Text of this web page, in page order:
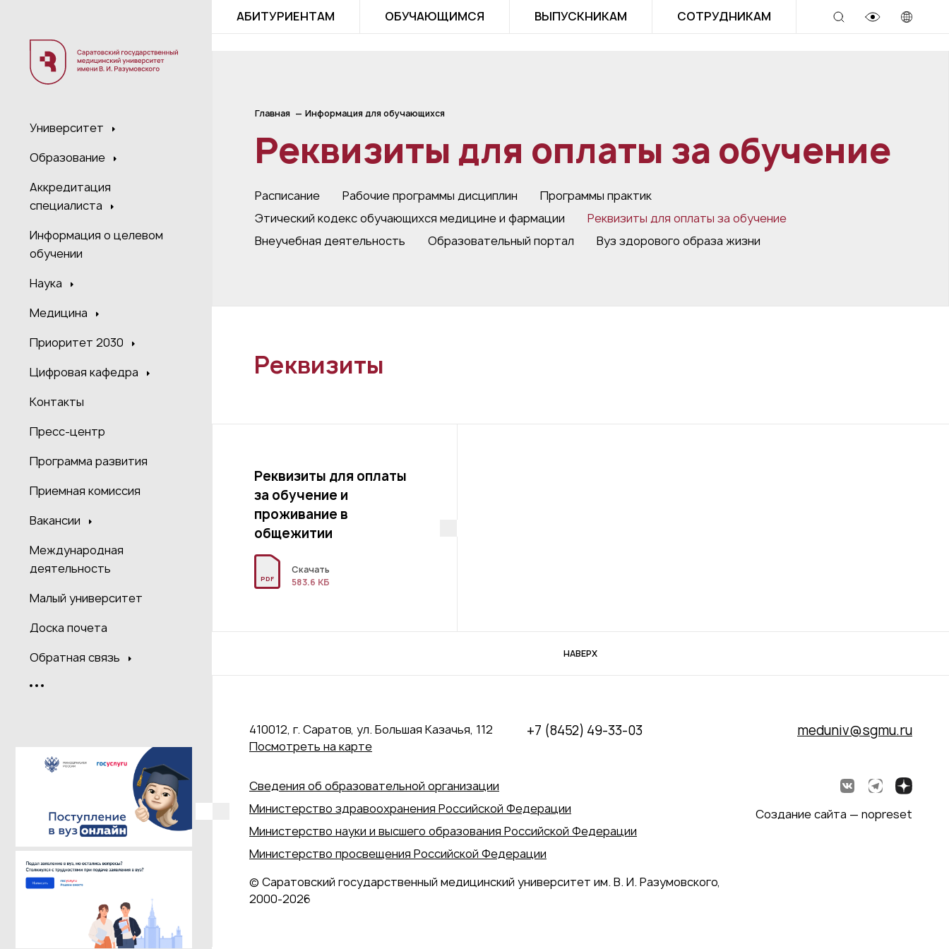
Университет
Образование
Аккредитация
специалиста
Информация о целевом
обучении
Наука
Медицина
Приоритет 2030
Цифровая кафедра
Контакты
Пресс-центр
Программа развития
Приемная комиссия
Вакансии
Международная
деятельность
Малый университет
Доска почета
Обратная связь
АБИТУРИЕНТАМ ОБУЧАЮЩИМСЯ ВЫПУСКНИКАМ СОТРУДНИКАМ
Главная Информация для обучающихся
Реквизиты для оплаты за обучение
Расписание Рабочие программы дисциплин
Программы практик
Этический кодекс обучающихся медицине и фармации
Реквизиты для оплаты за обучение
Внеучебная деятельность
Образовательный портал Вуз здорового образа жизни
Реквизиты
Реквизиты для оплаты
за обучение и
проживание в
общежитии
PDF
Скачать
583.6 КБ
НАВЕРХ
410012, г. Саратов, ул. Большая Казачья, 112
Посмотреть на карте
+7 (8452) 49-33-03 meduniv@sgmu.ru
Сведения об образовательной организации
Министерство здравоохранения Российской Федерации
Министерство науки и высшего образования Российской Федерации
Министерство просвещения Российской Федерации
© Саратовский государственный медицинский университет им. В. И. Разумовского,
2000‑2026
Создание сайта — nopreset